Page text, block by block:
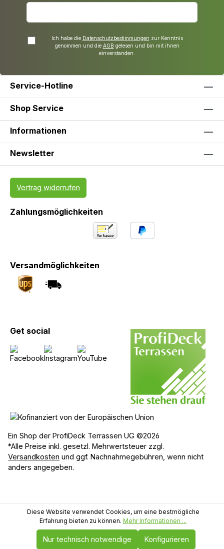
Ich habe die Datenschutzbestimmungen zur Kenntnis
genommen und die AGB gelesen und bin mit ihnen
einverstanden.
Service-Hotline
Shop Service
Informationen
Newsletter
Vertrag widerrufen
Zahlungsmöglichkeiten
Versandmöglichkeiten
Get social
Ein Shop der ProfiDeck Terrassen UG ©2026
*Alle Preise inkl. gesetzl. Mehrwertsteuer zzgl.
Versandkosten und ggf. Nachnahmegebühren, wenn nicht
anders angegeben.
Diese Website verwendet Cookies, um eine bestmögliche
Erfahrung bieten zu können. Mehr Informationen ...
Nur technisch notwendige Konfigurieren